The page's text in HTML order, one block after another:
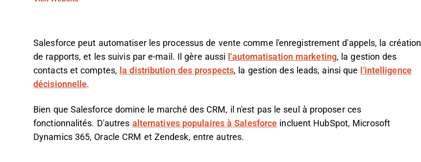
Salesforce peut automatiser les processus de vente comme l'enregistrement d'appels, la création
de rapports, et les suivis par e-mail. Il gère aussi l'automatisation marketing, la gestion des
contacts et comptes, la distribution des prospects, la gestion des leads, ainsi que l'intelligence
décisionnelle.
Bien que Salesforce domine le marché des CRM, il n'est pas le seul à proposer ces
fonctionnalités. D'autres alternatives populaires à Salesforce incluent HubSpot, Microsoft
Dynamics 365, Oracle CRM et Zendesk, entre autres.